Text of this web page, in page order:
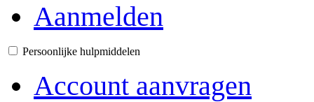
Aanmelden
Persoonlijke hulpmiddelen
Account aanvragen